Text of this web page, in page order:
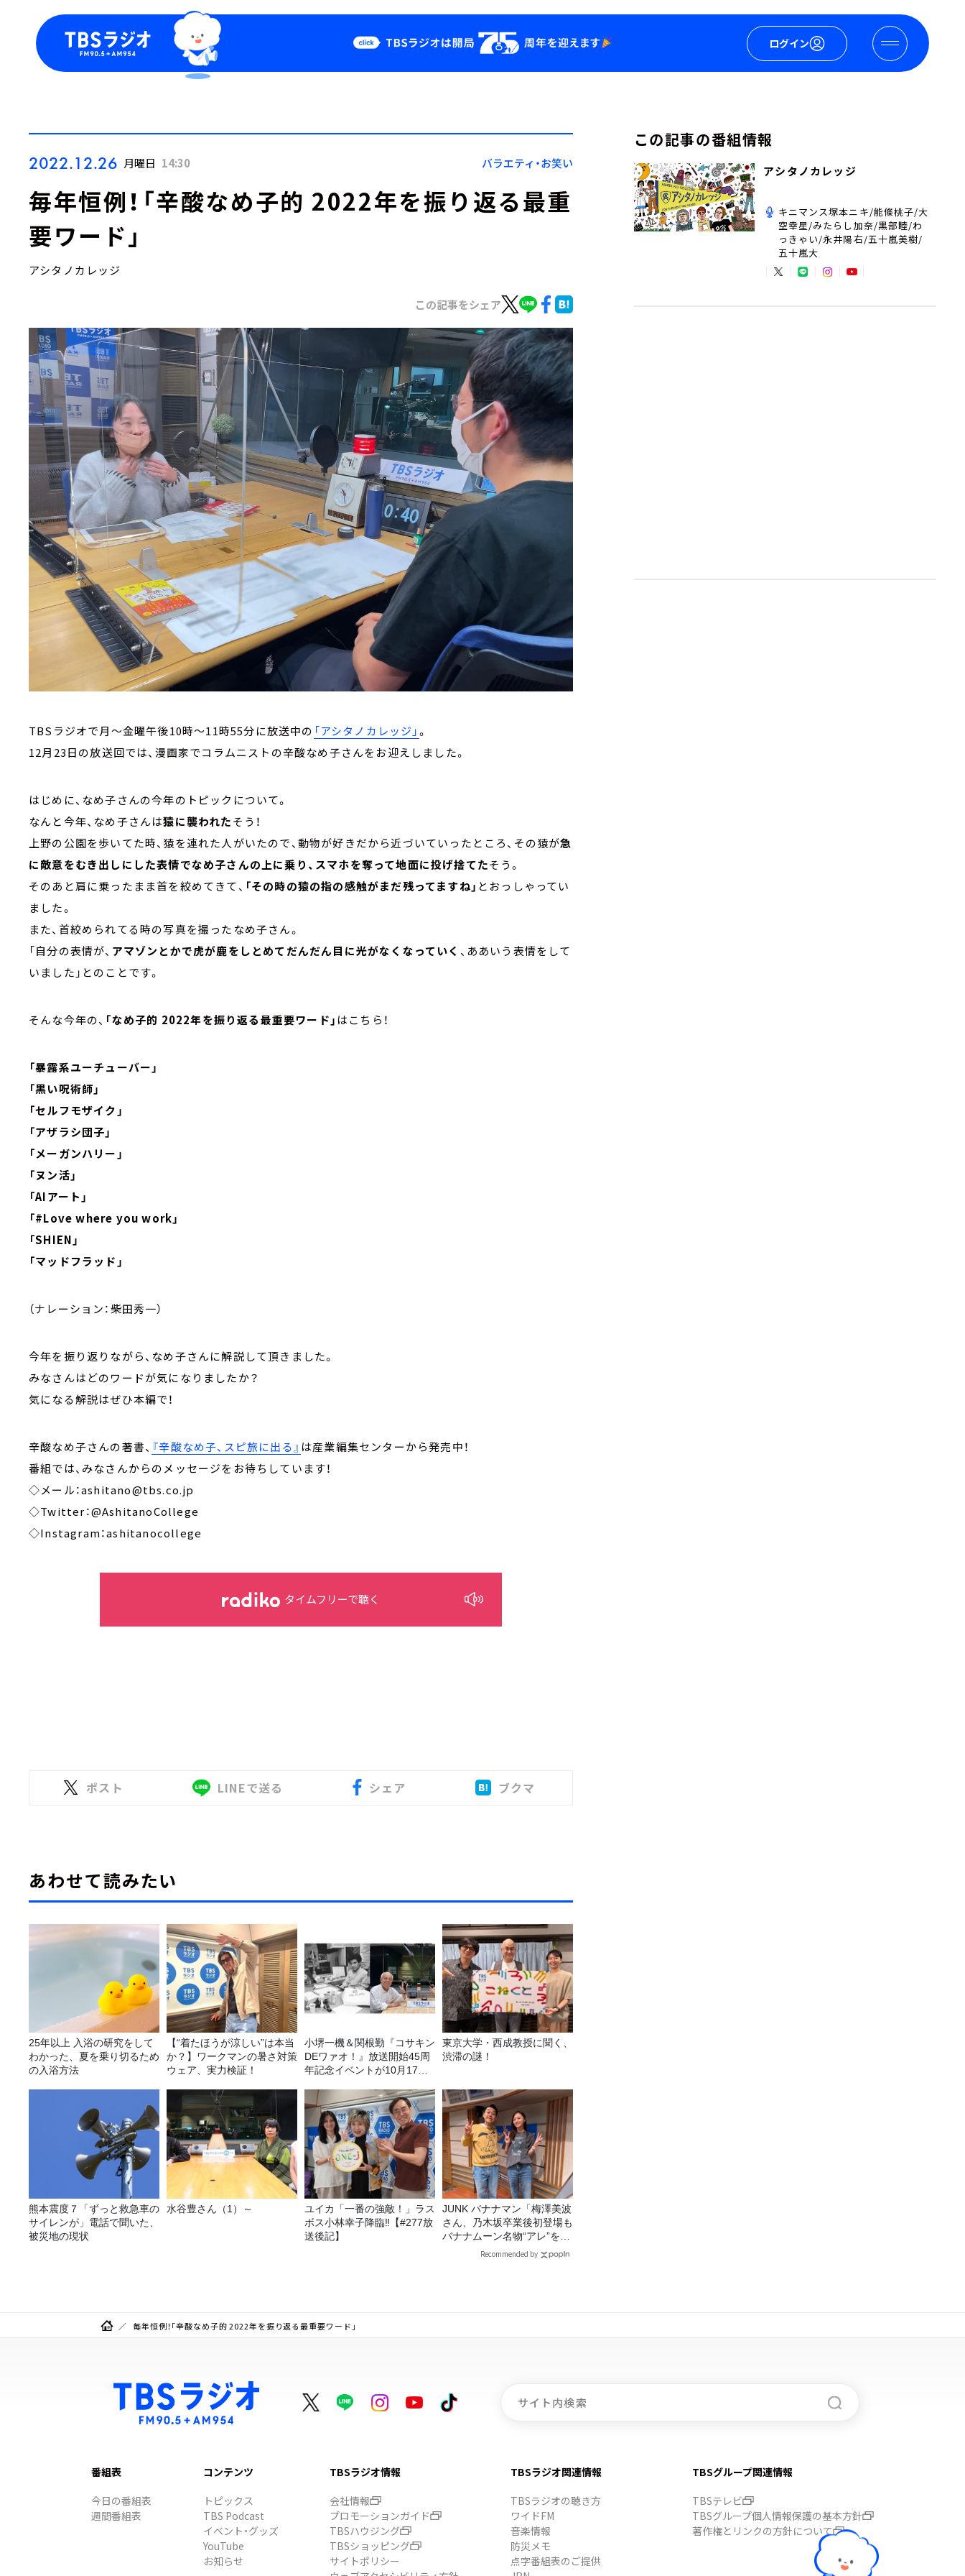
ログイン
Podcast
YouTube
会社情報
2022.12.26 月曜日 14:30 バラエティ・お笑い
毎年恒例！「辛酸なめ子的 2022年を振り返る最重
要ワード」
アシタノカレッジ
この記事をシェア
TBSラジオで月～金曜午後10時～11時55分に放送中の 「アシタノカレッジ」。
12月23日の放送回では、漫画家でコラムニストの辛酸なめ子さんをお迎えしました。
はじめに、なめ子さんの今年のトピックについて。
なんと今年、なめ子さんは猿に襲われたそう！
上野の公園を歩いてた時、猿を連れた人がいたので、動物が好きだから近づいていったところ、その猿が急
に敵意をむき出しにした表情でなめ子さんの上に乗り、スマホを奪って地面に投げ捨てたそう。
そのあと肩に乗ったまま首を絞めてきて、 「その時の猿の指の感触がまだ残ってますね」 とおっしゃってい
ました。
また、首絞められてる時の写真を撮ったなめ子さん。
「自分の表情が、 アマゾンとかで虎が鹿をしとめてだんだん目に光がなくなっていく 、ああいう表情をして
いました」とのことです。
そんな今年の、 「なめ子的 2022年を振り返る最重要ワード」 はこちら！
「暴露系ユーチューバー」
「黒い呪術師」
「セルフモザイク」
「アザラシ団子」
「メーガンハリー」
「ヌン活」
「AIアート」
「#Love where you work」
「SHIEN」
「マッドフラッド」
（ナレーション：柴田秀一）
今年を振り返りながら、なめ子さんに解説して頂きました。
みなさんはどのワードが気になりましたか？
気になる解説はぜひ本編で！
辛酸なめ子さんの著書、 『辛酸なめ子、スピ旅に出る』 は産業編集センターから発売中！
番組では、みなさんからのメッセージをお待ちしています！
◇メール：ashitano@tbs.co.jp
◇Twitter：@AshitanoCollege
◇Instagram：ashitanocollege
タイムフリーで聴く
ポスト LINEで送る シェア ブクマ
あわせて読みたい
25年以上 入浴の研究をして
わかった、夏を乗り切るため
の入浴方法
【“着たほうが涼しい”は本当
か？】ワークマンの暑さ対策
ウェア、実力検証！
小堺一機＆関根勤『コサキン
DEワァオ！』放送開始45周
年記念イベントが10月17日
FC先行受付スタート！
東京大学・西成教授に聞く、
渋滞の謎！
熊本震度７「ずっと救急車の
サイレンが」電話で聞いた、
被災地の現状
水谷豊さん（1）～
ユイカ「一番の強敵！」ラス
ボス小林幸子降臨‼【#277放
送後記】
JUNK バナナマン「梅澤美波
さん、乃木坂卒業後初登場も
バナナムーン名物“アレ”を喰
Recommended by
この記事の番組情報
アシタノカレッジ
キニマンス塚本ニキ/能條桃子/大
空幸星/みたらし加奈/黒部睦/わ
っきゃい/永井陽右/五十嵐美樹/
五十嵐大
毎年恒例！「辛酸なめ子的 2022年を振り返る最重要ワード」
番組表
今日の番組表
週間番組表
コンテンツ
トピックス
TBS Podcast
イベント・グッズ
YouTube
お知らせ
TBSラジオ情報
会社情報
プロモーションガイド
TBSハウジング
TBSショッピング
サイトポリシー
TBSラジオ関連情報
TBSラジオの聴き方
ワイドFM
音楽情報
防災メモ
点字番組表のご提供
TBSグループ関連情報
TBSテレビ
TBSグループ個人情報保護の基本方針
著作権とリンクの方針について